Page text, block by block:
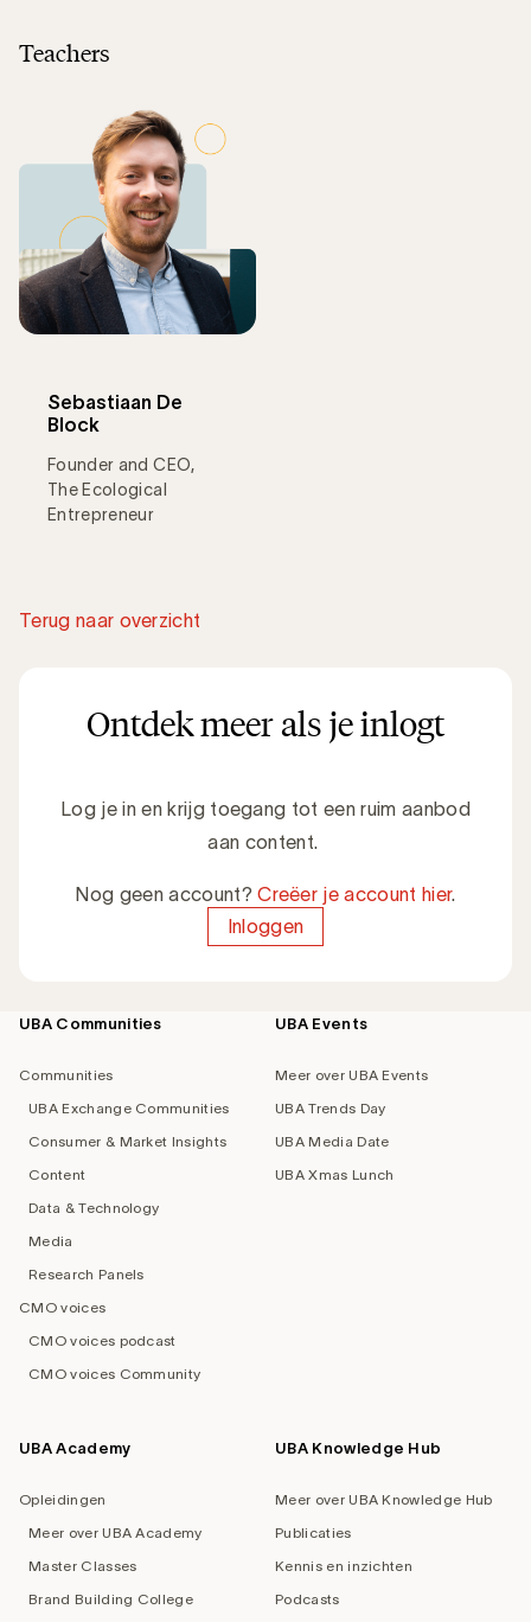
Teachers
Sebastiaan De
Block
Founder and CEO,
The Ecological
Entrepreneur
Terug naar overzicht
Ontdek meer als je inlogt
Log je in en krijg toegang tot een ruim aanbod
aan content.
Nog geen account?Creëer je account hier.
Inloggen
Footer
UBA Communities
Communities
UBA Exchange Communities
Consumer & Market Insights
Content
Data & Technology
Media
Research Panels
CMO voices
CMO voices podcast
CMO voices Community
UBA Events
Meer over UBA Events
UBA Trends Day
UBA Media Date
UBA Xmas Lunch
UBA Academy
Opleidingen
Meer over UBA Academy
Master Classes
Brand Building College
UBA Knowledge Hub
Meer over UBA Knowledge Hub
Publicaties
Kennis en inzichten
Podcasts